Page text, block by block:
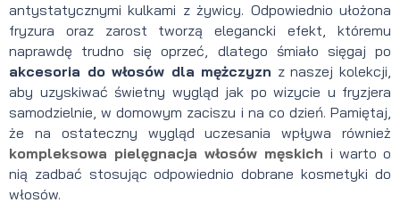
antystatycznymi kulkami z żywicy. Odpowiednio ułożona
fryzura oraz zarost tworzą elegancki efekt, któremu
naprawdę trudno się oprzeć, dlatego śmiało sięgaj po
akcesoria do włosów dla mężczyzn z naszej kolekcji,
aby uzyskiwać świetny wygląd jak po wizycie u fryzjera
samodzielnie, w domowym zaciszu i na co dzień. Pamiętaj,
że na ostateczny wygląd uczesania wpływa również
kompleksowa pielęgnacja włosów męskich i warto o
nią zadbać stosując odpowiednio dobrane kosmetyki do
włosów.